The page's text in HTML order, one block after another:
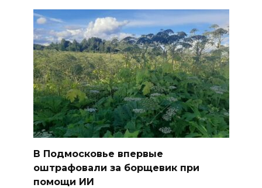
В Подмосковье впервые
оштрафовали за борщевик при
помощи ИИ